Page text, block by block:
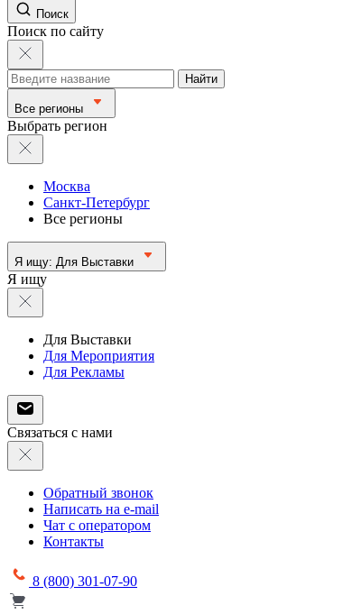
Поиск
Поиск по сайту
Найти
Все регионы
Выбрать регион
Москва
Санкт-Петербург
Все регионы
Я ищу: Для Выставки
Я ищу
Для Выставки
Для Мероприятия
Для Рекламы
Связаться с нами
Обратный звонок
Написать на e-mail
Чат с оператором
Контакты
8 (800) 301-07-90